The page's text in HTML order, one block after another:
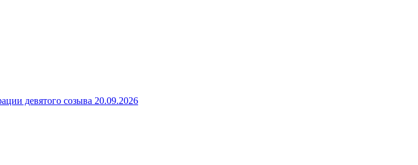
девятого созыва 20.09.2026